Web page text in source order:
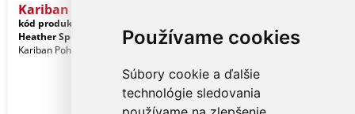
Používame cookies
Súbory cookie a ďalšie
technológie sledovania
Kariban Bio150ic Men's Ro
kód produktu:
Heather Sport Dark Navy
Kariban Pohlavie: Muži